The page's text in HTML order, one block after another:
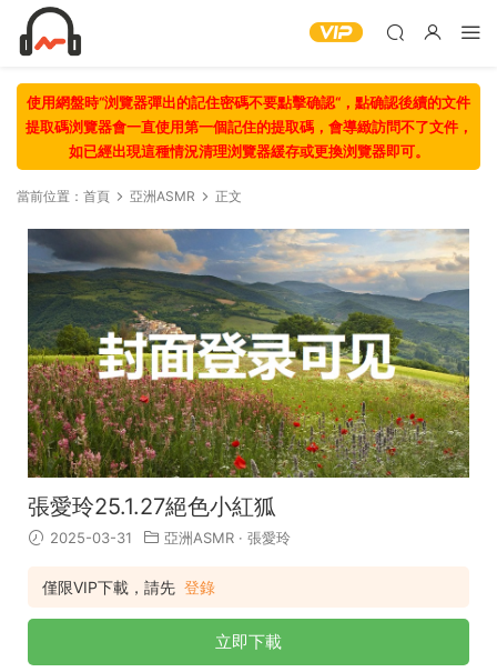
使用網盤時“浏覽器彈出的記住密碼不要點擊确認“，點确認後續的文件
提取碼浏覽器會一直使用第一個記住的提取碼，會導緻訪問不了文件，
如已經出現這種情況清理浏覽器緩存或更換浏覽器即可。
當前位置： 首頁 亞洲ASMR 正文
張愛玲25.1.27絕色小紅狐
2025-03-31 亞洲ASMR · 張愛玲
僅限VIP下載，請先 登錄
立即下載